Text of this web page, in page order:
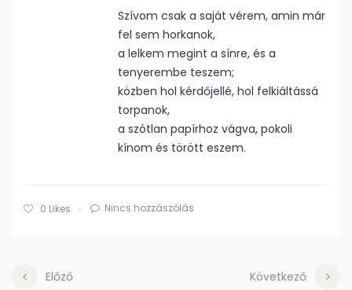
Szívom csak a saját vérem, amin már
fel sem horkanok,
a lelkem megint a sínre, és a
tenyerembe teszem;
közben hol kérdőjellé, hol felkiáltássá
torpanok,
a szótlan papírhoz vágva, pokoli
kínom és törött eszem.
0 Likes Nincs hozzászólás
Előző Következő